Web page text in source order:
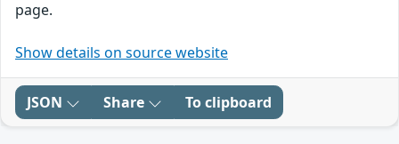
page.
Show details on source website
JSON Share To clipboard